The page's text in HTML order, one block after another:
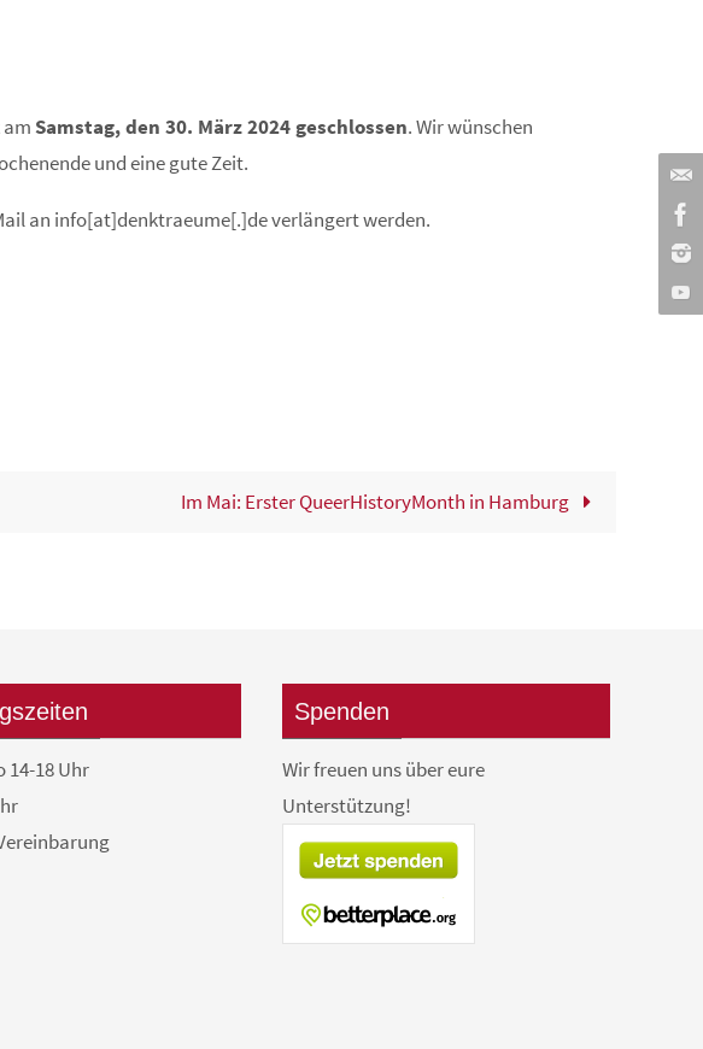
amSamstag, den 30. März 2024 geschlossen. Wir wünschen
und eine gute Zeit.
an info[at]denktraeume[.]de verlängert werden.
Im Mai: Erster QueerHistoryMonth in Hamburg
14-18 Uhr
Spenden
Wir freuen uns über eure
Unterstützung!